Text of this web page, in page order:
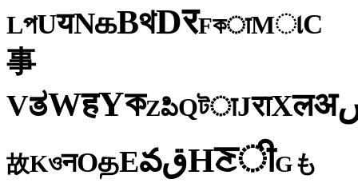
LপUयNகBথDरFকाMાC
事
VತWहYকZపిQটाJराXलअ
故KওनOதEవقHਣीGも